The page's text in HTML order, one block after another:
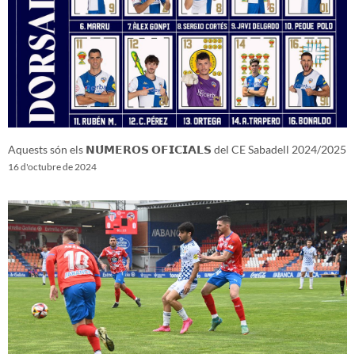
Aquests són els 𝗡𝗨́𝗠𝗘𝗥𝗢𝗦 𝗢𝗙𝗜𝗖𝗜𝗔𝗟𝗦 del CE Sabadell 2024/2025
16 d'octubre de 2024